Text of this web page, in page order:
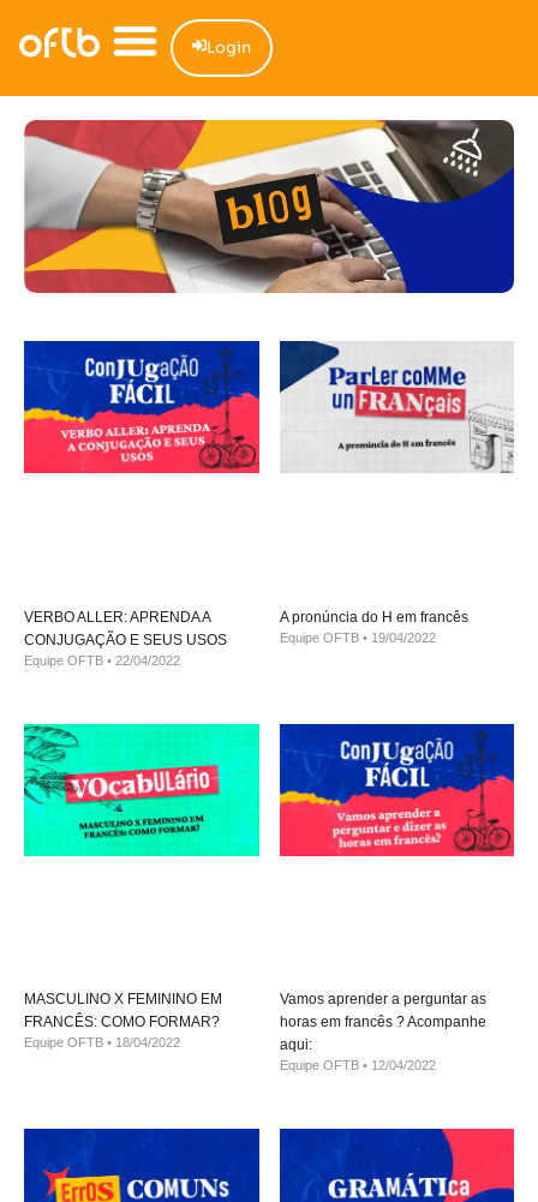
Login
VERBO ALLER: APRENDA A
CONJUGAÇÃO E SEUS USOS
Equipe OFTB 22/04/2022
A pronúncia do H em francês
Equipe OFTB 19/04/2022
MASCULINO X FEMININO EM
FRANCÊS: COMO FORMAR?
Equipe OFTB 18/04/2022
Vamos aprender a perguntar as
horas em francês ? Acompanhe
aqui:
Equipe OFTB 12/04/2022